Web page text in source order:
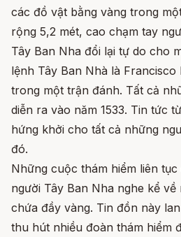
các đồ vật bằng vàng trong
rộng 5,2 mét, cao chạm tay
Tây Ban Nha đổi lại tự do cho
lệnh Tây Ban Nhà là
trong một trận đánh. Tất cả
diễn ra vào năm 1533. Tin tức
hứng khởi cho tất cả những
đó.
Những cuộc thám hiểm liên
người Tây Ban Nha nghe kể
chứa đầy vàng. Tin đồn này
thu hút nhiều đoàn thám hiểm